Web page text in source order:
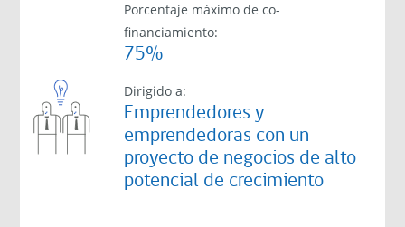
Porcentaje máximo de co-
financiamiento:
75%
Dirigido a:
Emprendedores y
emprendedoras con un
proyecto de negocios de alto
potencial de crecimiento